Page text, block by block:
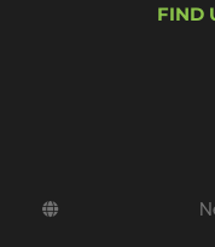
FIND